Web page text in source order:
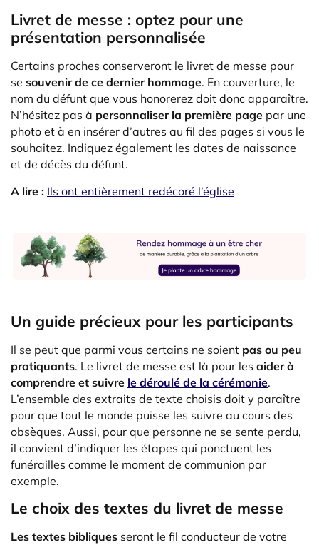
Livret de messe : optez pour une
présentation personnalisée
Certains proches conserveront le livret de messe pour
se souvenir de ce dernier hommage. En couverture, le
nom du défunt que vous honorerez doit donc apparaître.
N’hésitez pas à personnaliser la première page par une
photo et à en insérer d’autres au fil des pages si vous le
souhaitez. Indiquez également les dates de naissance
et de décès du défunt.
A lire : Ils ont entièrement redécoré l’église
Un guide précieux pour les participants
Il se peut que parmi vous certains ne soient pas ou peu
pratiquants. Le livret de messe est là pour les aider à
comprendre et suivre le déroulé de la cérémonie.
L’ensemble des extraits de texte choisis doit y paraître
pour que tout le monde puisse les suivre au cours des
obsèques. Aussi, pour que personne ne se sente perdu,
il convient d’indiquer les étapes qui ponctuent les
funérailles comme le moment de communion par
exemple.
Le choix des textes du livret de messe
Les textes bibliques seront le fil conducteur de votre